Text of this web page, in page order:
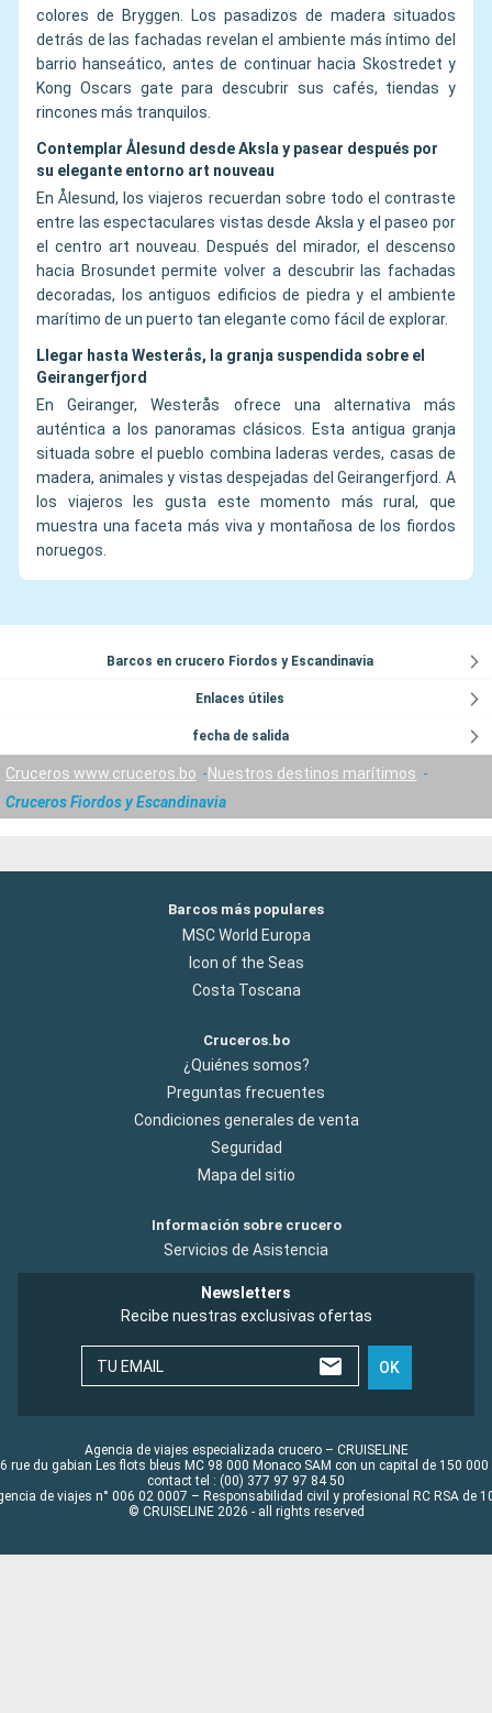
colores de Bryggen. Los pasadizos de madera situados
detrás de las fachadas revelan el ambiente más íntimo del
barrio hanseático, antes de continuar hacia Skostredet y
Kong Oscars gate para descubrir sus cafés, tiendas y
rincones más tranquilos.
Contemplar Ålesund desde Aksla y pasear después por
su elegante entorno art nouveau
En Ålesund, los viajeros recuerdan sobre todo el contraste
entre las espectaculares vistas desde Aksla y el paseo por
el centro art nouveau. Después del mirador, el descenso
hacia Brosundet permite volver a descubrir las fachadas
decoradas, los antiguos edificios de piedra y el ambiente
marítimo de un puerto tan elegante como fácil de explorar.
Llegar hasta Westerås, la granja suspendida sobre el
Geirangerfjord
En Geiranger, Westerås ofrece una alternativa más
auténtica a los panoramas clásicos. Esta antigua granja
situada sobre el pueblo combina laderas verdes, casas de
madera, animales y vistas despejadas del Geirangerfjord. A
los viajeros les gusta este momento más rural, que
muestra una faceta más viva y montañosa de los fiordos
noruegos.
Barcos en crucero Fiordos y Escandinavia
Enlaces útiles
fecha de salida
Cruceros www.cruceros.bo
Nuestros destinos marítimos
Cruceros Fiordos y Escandinavia
Barcos más populares
MSC World Europa
Icon of the Seas
Costa Toscana
Cruceros.bo
¿Quiénes somos?
Preguntas frecuentes
Condiciones generales de venta
Seguridad
Mapa del sitio
Información sobre crucero
Servicios de Asistencia
Newsletters
Recibe nuestras exclusivas ofertas
TU EMAIL OK
Agencia de viajes especializada crucero – CRUISELINE
rue du gabian Les flots bleus MC 98 000 Monaco SAM con un capital de 150 000
contact tel : (00) 377 97 97 84 50
de viajes n° 006 02 0007 – Responsabilidad civil y profesional RC RSA de
© CRUISELINE 2026 - all rights reserved